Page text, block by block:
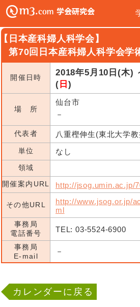
日本産科婦人科学会】
第70回日本産科婦人科学会学
開催日時
2018年5月10日(木)
( 日 )
場 所
仙台市
－
代表者 八重樫伸生(東北大学
単位 なし
領域
開催案内URL
http://jsog.umin.ac.jp/
その他URL
http://www.jsog.or.jp/
ml
事務局
電話番号
TEL: 03-5524-6900
事務局
E-mail
－
カレンダーに戻る